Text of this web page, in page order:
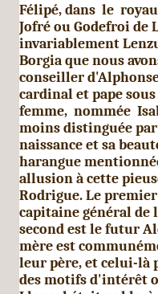
Félipé, dans le
Jofré ou Godefroi de
invariablement
Borgia que nous
conseiller
cardinal et pape
femme, nommée
moins distinguée
naissance et sa
harangue
allusion à cette
Rodrigue. Le
capitaine général de
second est le futur
mère est
leur père, et celui-là
des motifs d'intérêt